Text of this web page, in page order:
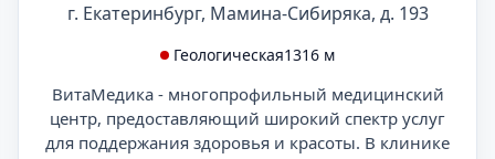
г. Екатеринбург, Мамина-Сибиряка, д. 193
Геологическая1316 м
ВитаМедика - многопрофильный медицинский
центр, предоставляющий широкий спектр услуг
для поддержания здоровья и красоты. В клинике